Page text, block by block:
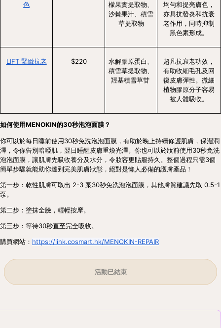
色
檬果實提取物、
沙棘果汁、積雪
草提取物
均勻和提亮膚色，
亦具抗發炎和抗衰
老作用，同時抑制
黑色素形成。
LIFT 緊緻抗老 $220
水解膠原蛋白、
積雪草提取物、
羥基積雪草苷
超凡抗衰老功效，
有助收細毛孔及回
復皮膚彈性。微細
植物膠原分子容易
被人體吸收。
如何使用MENOKIN的30秒泡泡面膜？
你可以於每日睡前使用30秒免洗泡泡面膜，有助於晚上持續修護肌膚，保濕潤
澤，令你告別暗啞肌，翌日睡醒皮膚重煥光澤。你也可以於妝前使用30秒免洗
泡泡面膜，讓肌膚先吸收養分及水分，令妝容更貼服持久。整個過程只需3個
簡單步驟就能助你達到完美肌膚狀態，絕對是懶人必備的護膚產品！
第一步：乾性肌膚可取出 2-3 泵30秒免洗泡泡面膜，其他膚質建議先取 0.5-1
泵。
第二步：塗抹全臉，輕輕按摩。
第三步：等待30秒直至完全吸收。
購買網站： https://link.cosmart.hk/MENOKIN-REPAIR
活動已結束